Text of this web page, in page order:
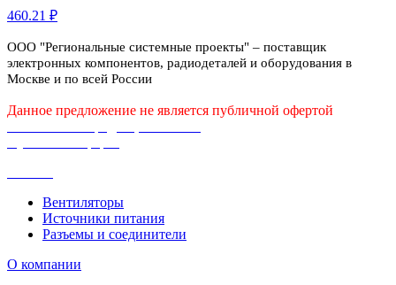
460.21 ₽
ООО "Региональные системные проекты" – поставщик
электронных компонентов, радиодеталей и оборудования в
Москве и по всей России
Данное предложение не является публичной офертой
Вентиляторы
Источники питания
Разъемы и соединители
О компании